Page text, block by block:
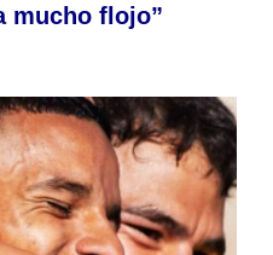
mucho flojo”